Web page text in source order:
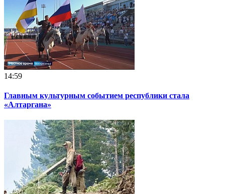
14:59
Главным культурным событием республики стала
«Алтаргана»